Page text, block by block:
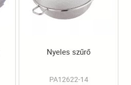
Nyeles szűrő
PA12622-14